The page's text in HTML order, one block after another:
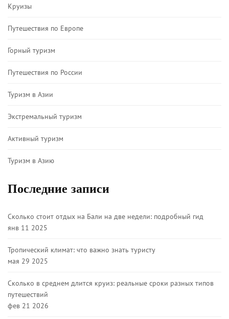
Круизы
Путешествия по Европе
Горный туризм
Путешествия по России
Туризм в Азии
Экстремальный туризм
Активный туризм
Туризм в Азию
Последние записи
Сколько стоит отдых на Бали на две недели: подробный гид
янв 11 2025
Тропический климат: что важно знать туристу
мая 29 2025
Сколько в среднем длится круиз: реальные сроки разных типов
путешествий
фев 21 2026